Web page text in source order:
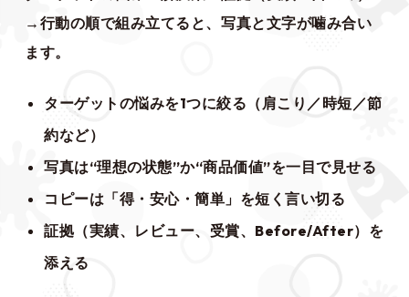
→行動の順で組み立てると、写真と文字が噛み合い
ます。
ターゲットの悩みを1つに絞る（肩こり／時短／節
約など）
写真は“理想の状態”か“商品価値”を一目で見せる
コピーは「得・安心・簡単」を短く言い切る
証拠（実績、レビュー、受賞、Before/After）を
添える